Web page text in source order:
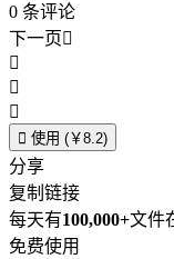
0 条评论
下一页



 使用 (￥8.2)
分享
复制链接
每天有100,000+文件
免费使用